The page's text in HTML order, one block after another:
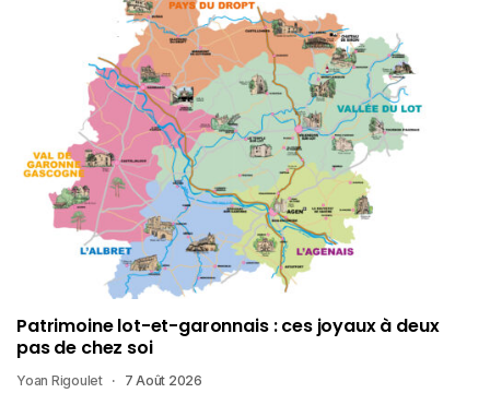
Patrimoine lot-et-garonnais : ces joyaux à deux
pas de chez soi
Yoan Rigoulet 7 Août 2026